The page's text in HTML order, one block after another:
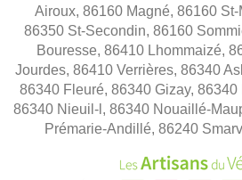
Airoux, 86160 Magné, 86160
86350 St-Secondin, 86160
Bouresse, 86410 Lhommaizé,
Jourdes, 86410 Verrières, 86340
86340 Fleuré, 86340 Gizay,
86340 Nieuil-l, 86340 Nouaillé-
Prémarie-Andillé, 86240